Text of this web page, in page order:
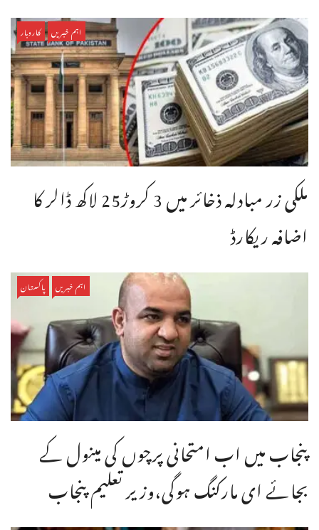
اہم خبریں کاروبار
ملکی زر مبادلہ ذخائر میں 3 کروڑ25 لاکھ ڈالر کا
اضافہ ریکارڈ
اہم خبریں پاکستان
پنجاب میں اب امتحانی پرچوں کی مینول کے
بجائے ای مارکنگ ہوگی،وزیر تعلیم پنجاب